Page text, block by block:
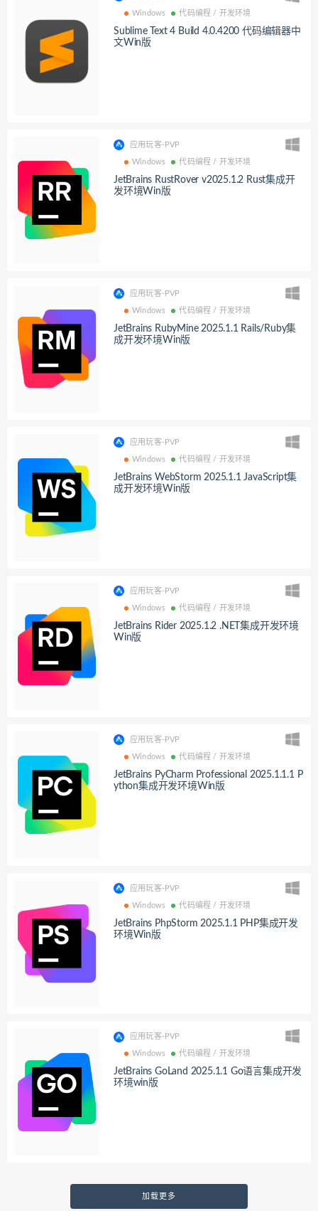
Windows 代码编程 / 开发环境
Sublime Text 4 Build 4.0.4200 代码编辑器中
文Win版
应用玩客-PVP
Windows 代码编程 / 开发环境
JetBrains RustRover v2025.1.2 Rust集成开
发环境Win版
应用玩客-PVP
Windows 代码编程 / 开发环境
JetBrains RubyMine 2025.1.1 Rails/Ruby集
成开发环境Win版
应用玩客-PVP
Windows 代码编程 / 开发环境
JetBrains WebStorm 2025.1.1 JavaScript集
成开发环境Win版
应用玩客-PVP
Windows 代码编程 / 开发环境
JetBrains Rider 2025.1.2 .NET集成开发环境
Win版
应用玩客-PVP
Windows 代码编程 / 开发环境
JetBrains PyCharm Professional 2025.1.1.1 P
ython集成开发环境Win版
应用玩客-PVP
Windows 代码编程 / 开发环境
JetBrains PhpStorm 2025.1.1 PHP集成开发
环境Win版
应用玩客-PVP
Windows 代码编程 / 开发环境
JetBrains GoLand 2025.1.1 Go语言集成开发
环境win版
加载更多